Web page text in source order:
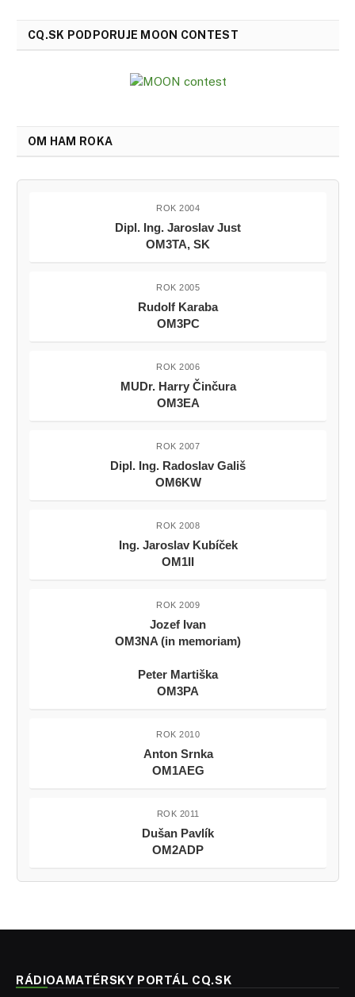
CQ.SK PODPORUJE MOON CONTEST
OM HAM ROKA
ROK 2004
Dipl. Ing. Jaroslav Just
OM3TA, SK
ROK 2005
Rudolf Karaba
OM3PC
ROK 2006
MUDr. Harry Činčura
OM3EA
ROK 2007
Dipl. Ing. Radoslav Gališ
OM6KW
ROK 2008
Ing. Jaroslav Kubíček
OM1II
ROK 2009
Jozef Ivan
OM3NA (in memoriam)
Peter Martiška
OM3PA
ROK 2010
Anton Srnka
OM1AEG
ROK 2011
Dušan Pavlík
OM2ADP
RÁDIOAMATÉRSKY PORTÁL CQ.SK